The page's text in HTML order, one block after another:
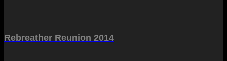
Rebreather Reunion 2014